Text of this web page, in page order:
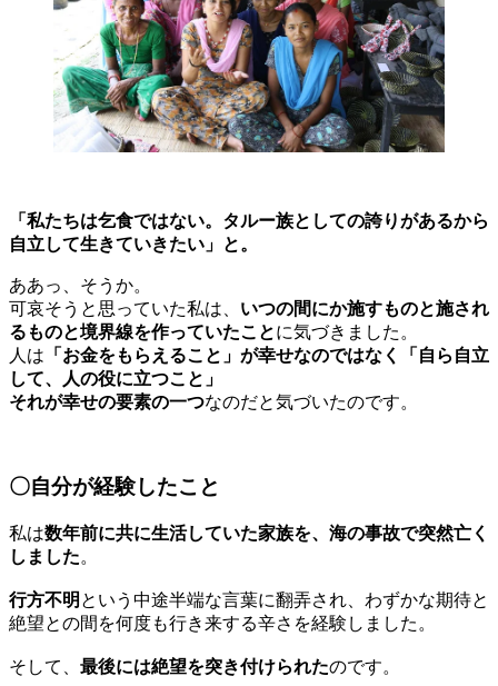
「私たちは乞食ではない。タルー族としての誇りがあるから
自立して生きていきたい」と。
ああっ、そうか。
可哀そうと思っていた私は、 いつの間にか施すものと施され
るものと境界線を作っていたことに気づきました。
人は 「お金をもらえること」が幸せなのではなく「自ら自立
して、人の役に立つこと」
それが幸せの要素の一つなのだと気づいたのです。
〇自分が経験したこと
私は数年前に共に生活していた家族を、海の事故で突然亡く
しました。
行方不明 という中途半端な言葉に翻弄され、わずかな期待と
絶望との間を何度も行き来する辛さを経験しました。
そして、 最後には絶望を突き付けられたのです。